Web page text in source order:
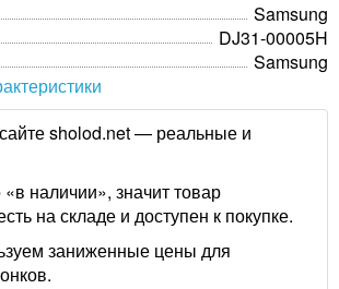
Samsung
DJ31-00005H
Samsung
sholod.net — реальные и
наличии», значит товар
на складе и доступен к покупке.
заниженные цены для